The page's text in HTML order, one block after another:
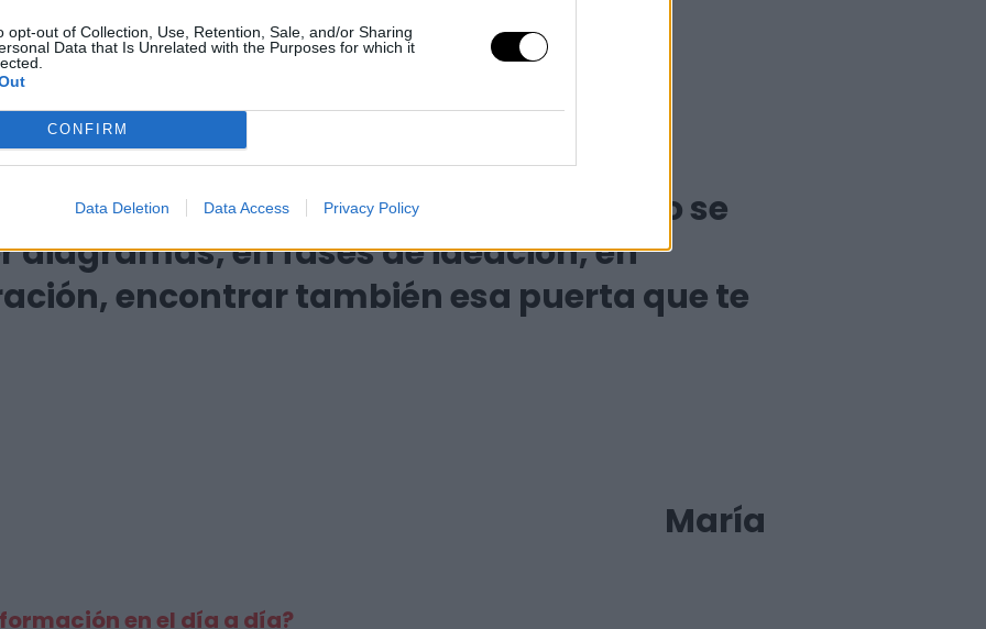
opt-out of Collection, Use, Retention, Sale, and/or Sharing
Data that Is Unrelated with the Purposes for which it
CONFIRM
Data Deletion Data Access Privacy Policy
la Inteligencia artificial, no en
otras fases como por ejemplo: cuando se
diagramas, en fases de ideación, en
encontrar también esa puerta que te
María
en el día a día?